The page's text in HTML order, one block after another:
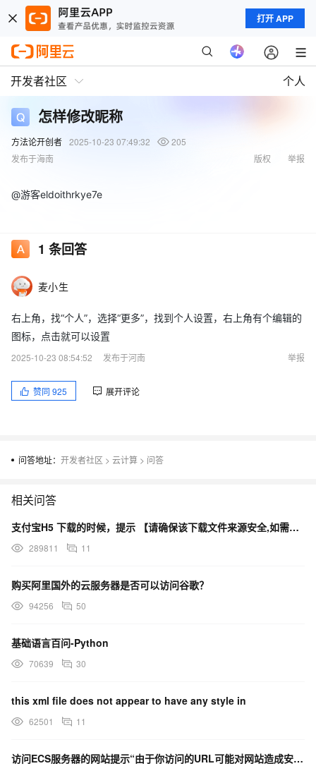
打开 APP
开发者社区 个人
怎样修改昵称
方法论开创者 2025-10-23 07:49:32
205
发布于海南
举报
版权
@游客eldoithrkye7e
1 条回答
麦小生
右上角，找“个人”，选择“更多”，找到个人设置，右上角有个编辑的
图标，点击就可以设置
2025-10-23 08:54:52
发布于河南 举报
赞同 925 展开评论
问答地址： 开发者社区 > 云计算 > 问答
相关问答
支付宝H5 下载的时候，提示 【请确保该下载文件来源安全,如需浏览,请长按网址复制后使用浏览器访问】
289811 11
购买阿里国外的云服务器是否可以访问谷歌？
94256 50
基础语言百问-Python
70639 30
this xml file does not appear to have any style in
62501 11
访问ECS服务器的网站提示“由于你访问的URL可能对网站造成安全威胁，您的访问被阻断”，这是什么原因？